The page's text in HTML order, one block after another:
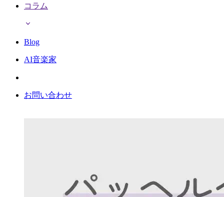
コラム
Blog
AI音楽家
お問い合わせ